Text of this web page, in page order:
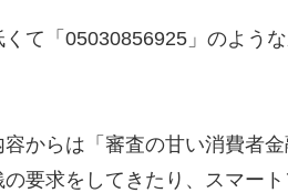
て「05030856925」のよう
からは「審査の甘い消費者
の要求をしてきたり、スマー